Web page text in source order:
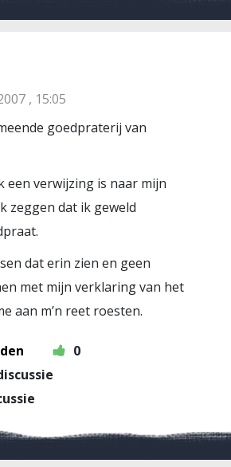
, 15:05
goedpraterij van
een verwijzing is naar mijn
zeggen dat ik geweld
dat erin zien en geen
met mijn verklaring van het
aan m’n reet roesten.
0